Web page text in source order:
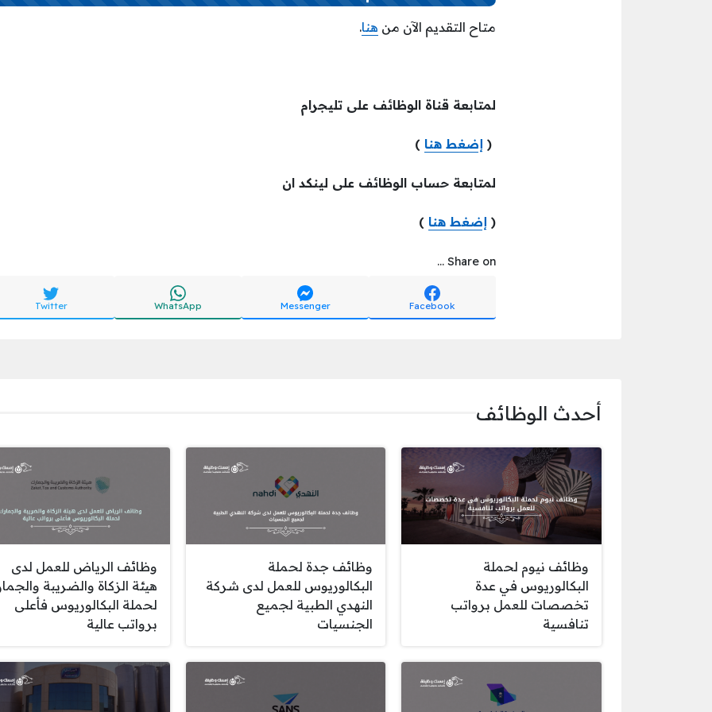
متاح التقديم الآن من هنا.
لمتابعة قناة الوظائف على تليجرام
( إضغط هنا )
لمتابعة حساب الوظائف على لينكد ان
( إضغط هنا )
Share on ...
Facebook
Messenger
WhatsApp
Twitter
أحدث الوظائف
وظائف نيوم لحملة
البكالوريوس في عدة
تخصصات للعمل برواتب
تنافسية
وظائف جدة لحملة
البكالوريوس للعمل لدى شركة
النهدي الطبية لجميع
الجنسيات
وظائف الرياض للعمل لدى
هيئة الزكاة والضريبة
لحملة البكالوريوس فأعلى
برواتب عالية